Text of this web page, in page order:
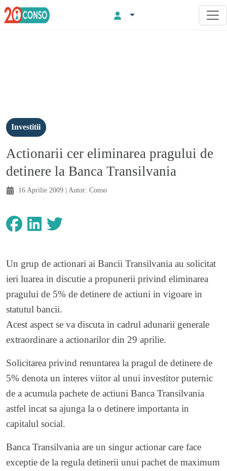
Investitii
Actionarii cer eliminarea pragului de
detinere la Banca Transilvania
16 Aprilie 2009 | Autor: Conso
Un grup de actionari ai Bancii Transilvania au solicitat
ieri luarea in discutie a propunerii privind eliminarea
pragului de 5% de detinere de actiuni in vigoare in
statutul bancii.
Acest aspect se va discuta in cadrul adunarii generale
extraordinare a actionarilor din 29 aprilie.
Solicitarea privind renuntarea la pragul de detinere de
5% denota un interes viitor al unui investitor puternic
de a acumula pachete de actiuni Banca Transilvania
astfel incat sa ajunga la o detinere importanta in
capitalul social.
Banca Transilvania are un singur actionar care face
exceptie de la regula detinerii unui pachet de maximum